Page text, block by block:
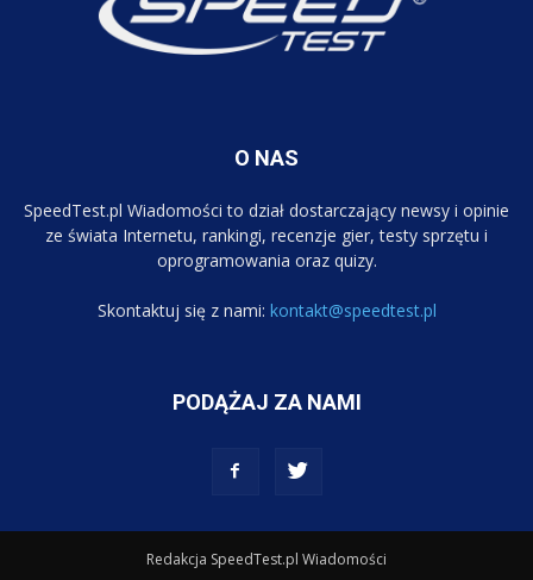
O NAS
SpeedTest.pl Wiadomości to dział dostarczający newsy i opinie
ze świata Internetu, rankingi, recenzje gier, testy sprzętu i
oprogramowania oraz quizy.
Skontaktuj się z nami: kontakt@speedtest.pl
PODĄŻAJ ZA NAMI
Redakcja SpeedTest.pl Wiadomości